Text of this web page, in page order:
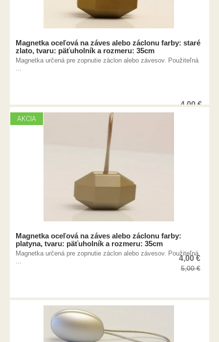
Magnetka oceľová na záves alebo záclonu farby: staré
zlato, tvaru: päťuholník a rozmeru: 35cm
Magnetka určená pre zopnutie záclon alebo závesov. Použiteľná
...
4,00€
AKCIA
Magnetka oceľová na záves alebo záclonu farby:
platyna, tvaru: päťuholník a rozmeru: 35cm
Magnetka určená pre zopnutie záclon alebo závesov. Použiteľná
...
4,00€
5,00€